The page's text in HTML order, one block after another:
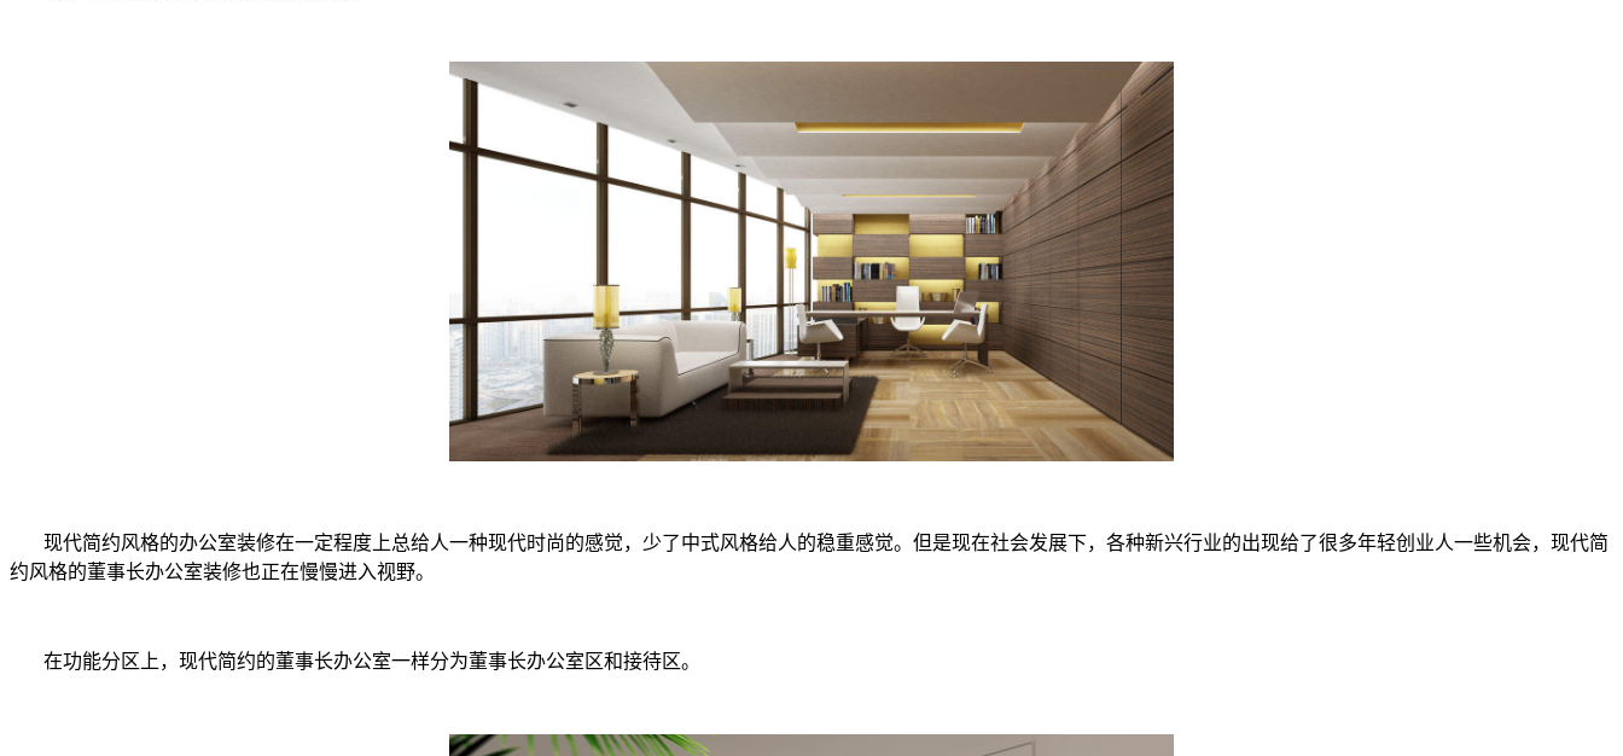
现代简约风格的办公室装修在一定程度上总给人一种现代时尚的感觉，少了中式风格给人的稳重感觉。但是现在社会发展下，各种新兴行业的出现给了很多年轻创业人一些机会，现代简
约风格的董事长办公室装修也正在慢慢进入视野。
在功能分区上，现代简约的董事长办公室一样分为董事长办公室区和接待区。